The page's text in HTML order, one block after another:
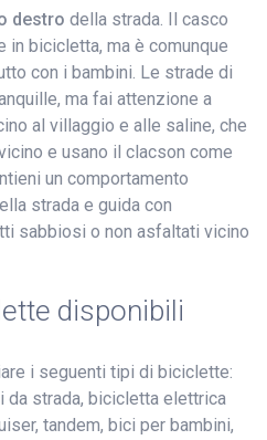
destro della strada. Il casco
bicicletta, ma è comunque
con i bambini. Le strade di
ma fai attenzione a
al villaggio e alle saline, che
e usano il clacson come
un comportamento
strada e guida con
sabbiosi o non asfaltati vicino
disponibili
i seguenti tipi di biciclette:
da strada, bicicletta elettrica
tandem, bici per bambini,